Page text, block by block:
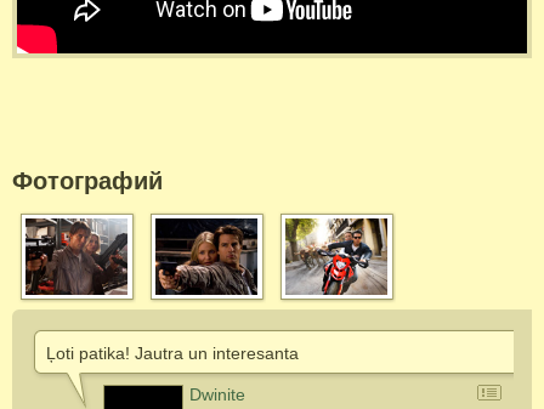
Фотографий
Ļoti patika! Jautra un interesanta
Dwinite